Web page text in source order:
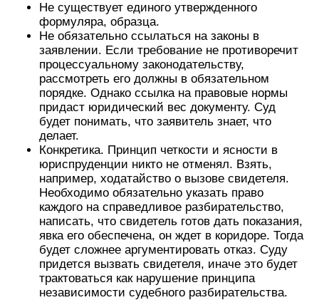
Не существует единого утвержденного
формуляра, образца.
Не обязательно ссылаться на законы в
заявлении. Если требование не противоречит
процессуальному законодательству,
рассмотреть его должны в обязательном
порядке. Однако ссылка на правовые нормы
придаст юридический вес документу. Суд
будет понимать, что заявитель знает, что
делает.
Конкретика. Принцип четкости и ясности в
юриспруденции никто не отменял. Взять,
например, ходатайство о вызове свидетеля.
Необходимо обязательно указать право
каждого на справедливое разбирательство,
написать, что свидетель готов дать показания,
явка его обеспечена, он ждет в коридоре. Тогда
будет сложнее аргументировать отказ. Суду
придется вызвать свидетеля, иначе это будет
трактоваться как нарушение принципа
независимости судебного разбирательства.